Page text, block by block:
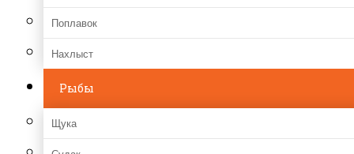
Поплавок
Нахлыст
Рыбы
Щука